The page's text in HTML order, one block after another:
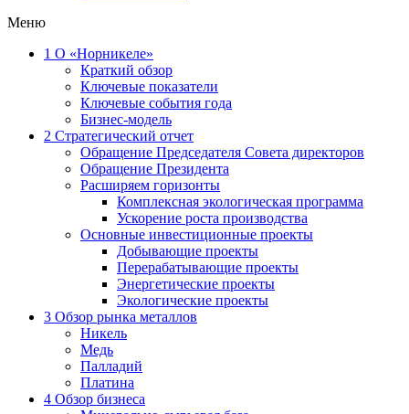
Меню
1 О «Норникеле»
Краткий обзор
Ключевые показатели
Ключевые события года
Бизнес-модель
2 Стратегический отчет
Обращение Председателя Совета директоров
Обращение Президента
Расширяем горизонты
Комплексная экологическая программа
Ускорение роста производства
Основные инвестиционные проекты
Добывающие проекты
Перерабатывающие проекты
Энергетические проекты
Экологические проекты
3 Обзор рынка металлов
Никель
Медь
Палладий
Платина
4 Обзор бизнеса